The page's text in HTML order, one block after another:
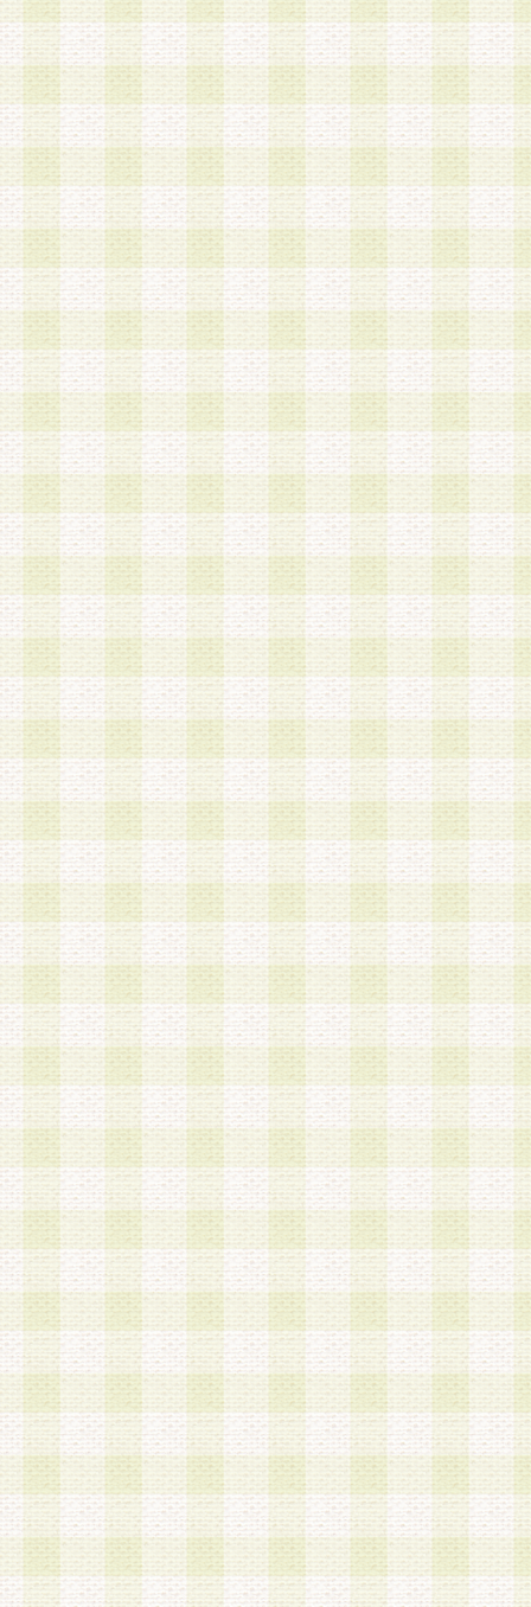
a.既に登録されている会員と同一のメールアドレ
録する場合
b.本サービスと同様のサービスを提供している企
業に従事していると思われる本人またはその家族
場合
c.その他当社が不適切と判断する場合
2.当社は、会員登録希望者を会員として承認する
した 場合、会員登録希望者による会員登録手続
による承認後の場合であっても、会員登録の取り
の抹消を、当社が適切と判 断する方法・手段に
とができるものとします。
3.会員登録希望者が18歳未満、成年被後見人、被
人 である場合は、親権者などの法定代理人の同
録を行うものとします。なお、義務教育学齢に該
者については、登録時に 当社が別途定める方法
権者による承認手続きを行うものとします。
第3条 会員の登録方法
1.会員登録手続きは、会員登録希望者本人が行う
る登録は一切認められないものとします。
2.会員登録希望者は、本規約に同意の後、当社指
画 面」において、当社が指定する必要事項を入
を行うものとします。当社は、会員登録を承認し
会員として本サービスを 受けるためのログイン
を付与します。
3.会員は、会員登録の際に申告する登録情報の全
いかなる虚偽の申告をも行ってはならないものと
4.会員は、複数のログインＩＤおよびパスワード
いものとします。
第4条 ログインIDおよびパスワードの管理
1.会員は、会員登録後、本サイト内にて本サービ
加する際には、前条に基づき当社から付与された
スワードを使用するものとします。
2.登録の際に当社が付与したログインIDおよびパ
の使用に関しては、全て会員本人がその責任を負
3.会員は、当社から付与されたログインIDおよび
貸与、名義変更、売買その他形態を問わず第三者
ならないものとします。
4.当社は、会員によるログインIDおよびパスワー
盗用など第三者の利用に伴う損害の発生について
き事由の有無、その他原因の如何を問わず、一切
のとします。
第5条 会員の登録情報
1.当社は、会員の登録情報に含まれる氏名・住所
アドレス等会員個人を識別できる情報を当社が別
シーポリシー
」に基づき適切に取り扱うものとし
は、当該個人情報を以下の各号に定める目的に利